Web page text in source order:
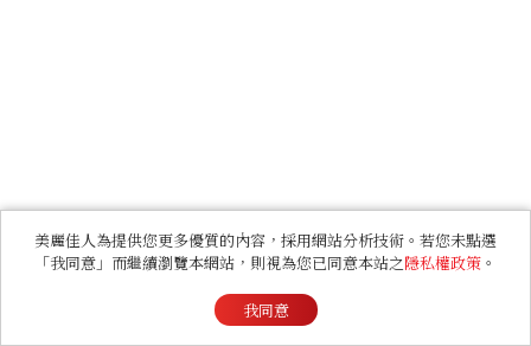
美麗佳人為提供您更多優質的內容，採用網站分析技術。若您未點選
「我同意」而繼續瀏覽本網站，則視為您已同意本站之隱私權政策 。
我同意